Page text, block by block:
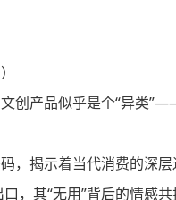
产品似乎是个“异类
揭示着当代消费的深
，其“无用”背后的情感